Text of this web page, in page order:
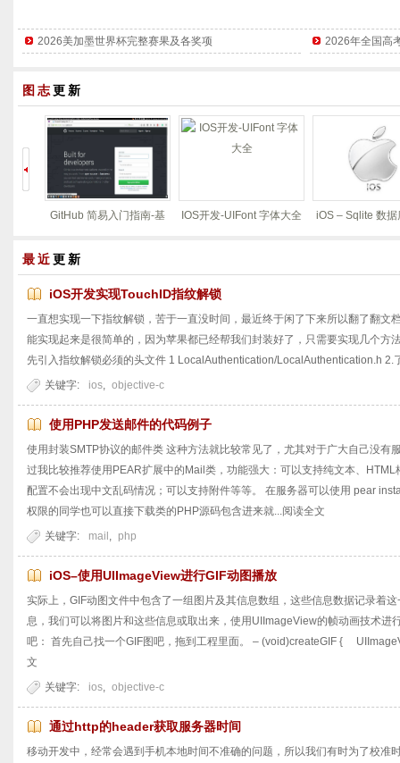
冠军：西班牙（决赛 1:0 胜阿根廷）
亚军：阿根廷
...
第一梯队：百万级高考大省，内卷天花板
榜单首位毫无悬念是河南，135万考生稳居全国第一，是唯一突破130万的省
校，常年让河南高考被称作“地狱模式”，一分拉开上千人是常态。
紧随其后的广东80万...
2026美加墨世界杯完整赛果及各奖项 2026年全国高
图志更新
IOS开发-UIFont 字体大全
iOS – Sqlite 数据库insert
iOS开发之 +
最近更新
iOS开发实现TouchID指纹解锁
一直想实现一下指纹解锁，苦于一直没时间，最近终于闲了下来所以翻了翻文
能实现起来是很简单的，因为苹果都已经帮我们封装好了，只需要实现几个方
先引入指纹解锁必须的头文件 1 LocalAuthentication/LocalAuthentication.h 2.
关键字:
ios, objective-c
使用PHP发送邮件的代码例子
使用封装SMTP协议的邮件类 这种方法就比较常见了，尤其对于广大自己没有
过我比较推荐使用PEAR扩展中的Mail类，功能强大：可以支持纯文本、
配置不会出现中文乱码情况；可以支持附件等等。 在服务器可以使用 pear
权限的同学也可以直接下载类的PHP源码包含进来就...阅读全文
关键字:
mail , php
iOS–使用UIImageView进行GIF动图播放
实际上，GIF动图文件中包含了一组图片及其信息数组，这些信息数据记录着
息，我们可以将图片和这些信息或取出来，使用UIImageView的帧动画技术进
吧： 首先自己找一个GIF图吧，拖到工程里面。 – (void)createGIF {
文
关键字:
ios, objective-c
通过http的header获取服务器时间
移动开发中，经常会遇到手机本地时间不准确的问题，所以我们有时为了校准